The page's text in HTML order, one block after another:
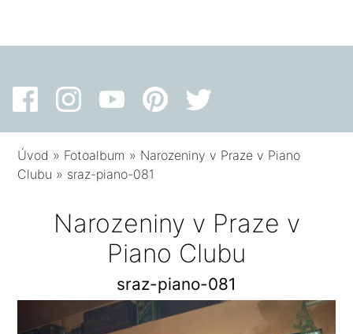
Úvod » Fotoalbum » Narozeniny v Praze v Piano
Clubu » sraz-piano-081
Narozeniny v Praze v
Piano Clubu
sraz-piano-081